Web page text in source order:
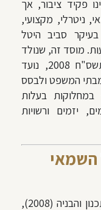
פקיד ציבור, אך
ניטרלי, מקצועי,
סביב היטל
מוסד זה, שנולד
מתיקון 84 לחוק התכנון והבניה, התשס"ח 2008, נועד
המשפט ולבסס
במחלוקות בעלות
יזמים ורשויות
השמאי
המחוקק הישראלי, בתיקון 84 לחוק התכנון והבניה (2008),